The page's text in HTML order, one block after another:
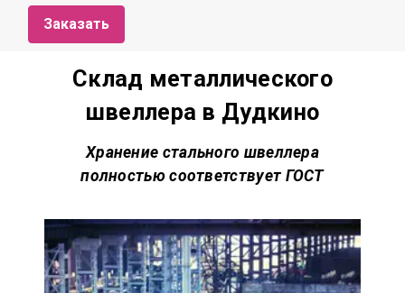
Заказать
Склад металлического
швеллера в Дудкино
Хранение стального швеллера
полностью соответствует ГОСТ